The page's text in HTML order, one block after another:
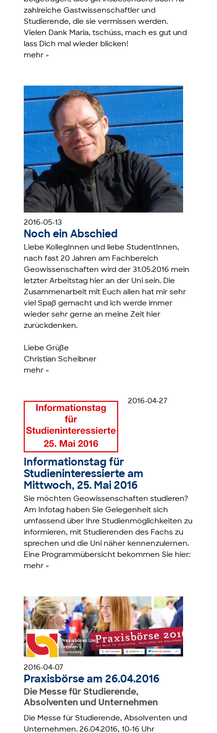
zahlreiche Gastwissenschaftler und
Studierende, die sie vermissen werden.
Vielen Dank Maria, tschüss, mach es gut und
lass Dich mal wieder blicken!
mehr »
2016-05-13
Noch ein Abschied
Liebe KollegInnen und liebe StudentInnen,
nach fast 20 Jahren am Fachbereich
Geowissenschaften wird der 31.05.2016 mein
letzter Arbeitstag hier an der Uni sein. Die
Zusammenarbeit mit Euch allen hat mir sehr
viel Spaß gemacht und ich werde immer
wieder sehr gerne an meine Zeit hier
zurückdenken.
Liebe Grüße
Christian Scheibner
mehr »
2016-04-27
Informationstag für
Studieninteressierte am
Mittwoch, 25. Mai 2016
Sie möchten Geowissenschaften studieren?
Am Infotag haben Sie Gelegenheit sich
umfassend über Ihre Studienmöglichkeiten zu
informieren, mit Studierenden des Fachs zu
sprechen und die Uni näher kennenzulernen.
Eine Programmübersicht bekommen Sie hier:
mehr »
2016-04-07
Praxisbörse am 26.04.2016
Die Messe für Studierende,
Absolventen und Unternehmen
Die Messe für Studierende, Absolventen und
Unternehmen. 26.04.2016, 10-16 Uhr